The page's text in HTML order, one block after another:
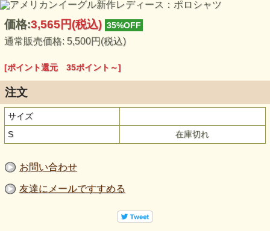
価格:3,565円(税込) 35%OFF
通常販売価格: 5,500円(税込)
[ポイント還元 35ポイント～]
注文
サイズ
S
在庫切れ
お問い合わせ
友達にメールですすめる